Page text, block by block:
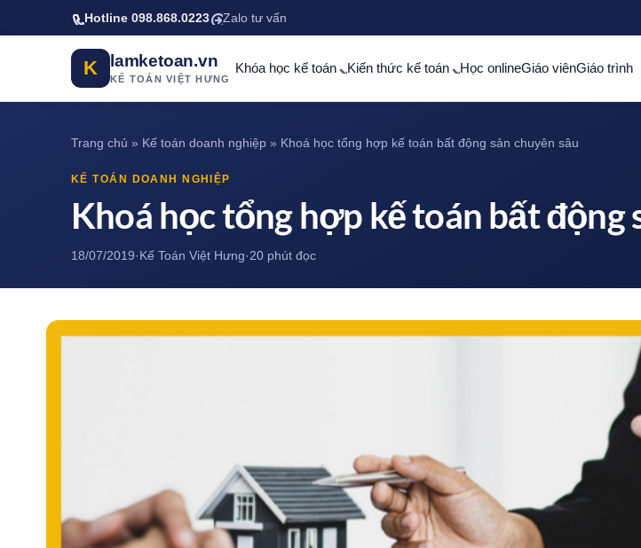
Bỏ qua tới nội dung chính
Hotline 098.868.0223 Zalo tư vấn
K lamketoan.vn
KẾ TOÁN VIỆT HƯNG
Khóa học kế toán Kiến thức kế toán Học onlineGiáo viênGiáo trình
Trang chủ » Kế toán doanh nghiệp » Khoá học tổng hợp kế toán bất động sản chuyên sâu
KẾ TOÁN DOANH NGHIỆP
Khoá học tổng hợp kế toán bất động
18/07/2019·Kế Toán Việt Hưng·20 phút đọc